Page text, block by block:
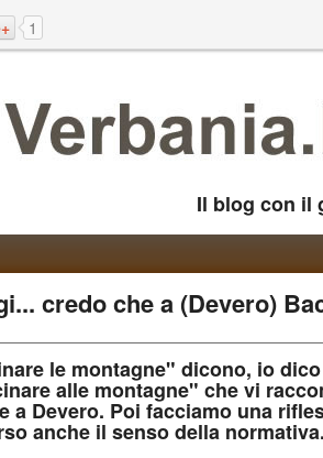
1
Il blog con il
credo che a (Devero)
le montagne" dicono, io
alle montagne" che vi
a Devero. Poi facciamo una
anche il senso della